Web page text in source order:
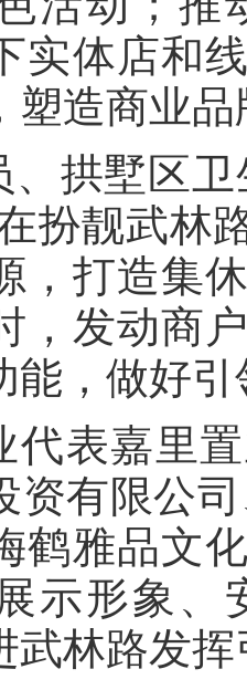
实体店和
塑造商业
、拱墅区
扮靓武林
，打造集
，发动商
能，做好
代表嘉里
资有限公
鹤雅品文
示形象、
武林路发